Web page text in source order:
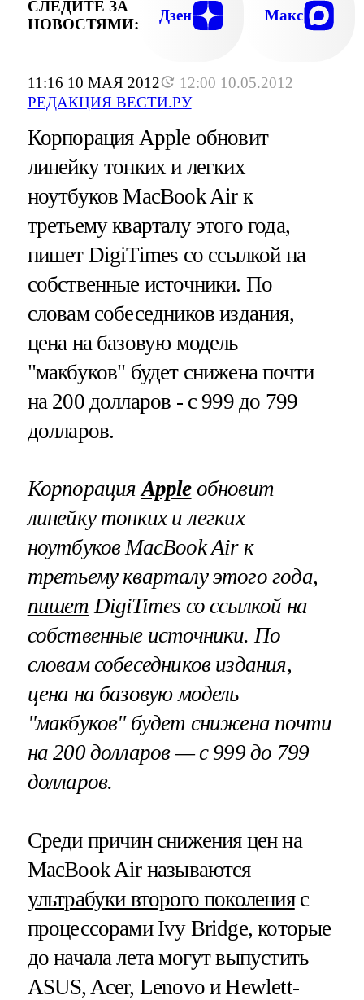
11:16 10 МАЯ 2012
12:00 10.05.2012
РЕДАКЦИЯ ВЕСТИ.РУ
СЛЕДИТЕ ЗА
НОВОСТЯМИ:
Дзен Макс
Корпорация Apple обновит
линейку тонких и легких
ноутбуков MacBook Air к
третьему кварталу этого года,
пишет DigiTimes со ссылкой на
собственные источники. По
словам собеседников издания,
цена на базовую модель
"макбуков" будет снижена почти
на 200 долларов - с 999 до 799
долларов.
КорпорацияApple обновит
линейку тонких и легких
ноутбуковMacBook Air к
третьему кварталу этого года,
пишет DigiTimes со ссылкой на
собственные источники. По
словам собеседников издания,
цена на базовую модель
"макбуков" будет снижена почти
на 200 долларов — с 999 до 799
долларов.
Среди причин снижения цен на
MacBook Air называются
ультрабуки второго поколенияс
процессорами Ivy Bridge, которые
до начала лета могут выпустить
ASUS, Acer, Lenovo и Hewlett-